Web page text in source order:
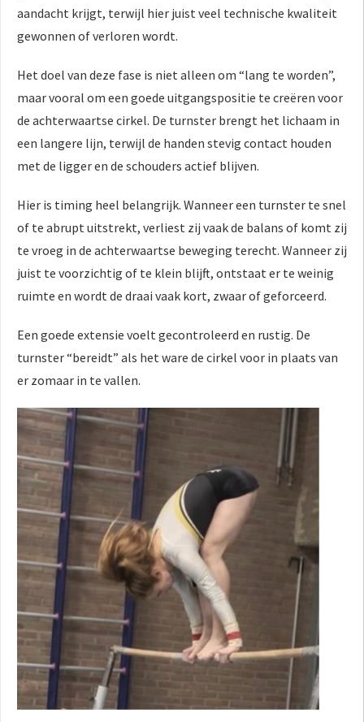
aandacht krijgt, terwijl hier juist veel technische kwaliteit
gewonnen of verloren wordt.
Het doel van deze fase is niet alleen om “lang te worden”,
maar vooral om een goede uitgangspositie te creëren voor
de achterwaartse cirkel. De turnster brengt het lichaam in
een langere lijn, terwijl de handen stevig contact houden
met de ligger en de schouders actief blijven.
Hier is timing heel belangrijk. Wanneer een turnster te snel
of te abrupt uitstrekt, verliest zij vaak de balans of komt zij
te vroeg in de achterwaartse beweging terecht. Wanneer zij
juist te voorzichtig of te klein blijft, ontstaat er te weinig
ruimte en wordt de draai vaak kort, zwaar of geforceerd.
Een goede extensie voelt gecontroleerd en rustig. De
turnster “bereidt” als het ware de cirkel voor in plaats van
er zomaar in te vallen.